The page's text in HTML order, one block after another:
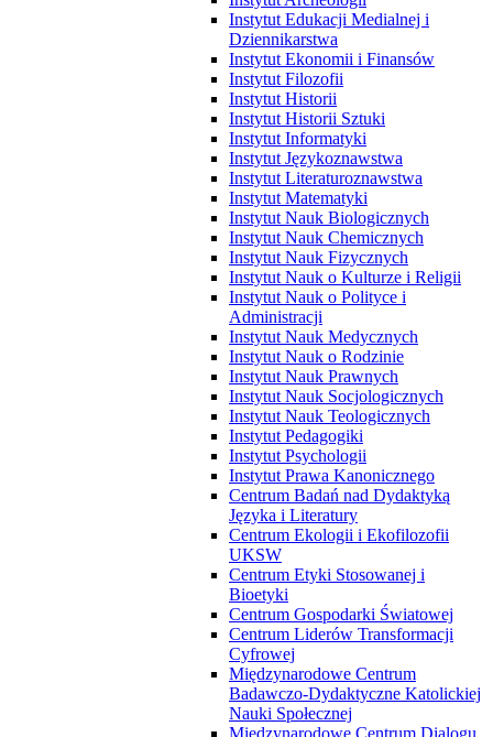
Instytut Edukacji Medialnej i
Dziennikarstwa
Instytut Ekonomii i Finansów
Instytut Filozofii
Instytut Historii
Instytut Historii Sztuki
Instytut Informatyki
Instytut Językoznawstwa
Instytut Literaturoznawstwa
Instytut Matematyki
Instytut Nauk Biologicznych
Instytut Nauk Chemicznych
Instytut Nauk Fizycznych
Instytut Nauk o Kulturze i Religii
Instytut Nauk o Polityce i
Administracji
Instytut Nauk Medycznych
Instytut Nauk o Rodzinie
Instytut Nauk Prawnych
Instytut Nauk Socjologicznych
Instytut Nauk Teologicznych
Instytut Pedagogiki
Instytut Psychologii
Instytut Prawa Kanonicznego
Centrum Badań nad Dydaktyką
Języka i Literatury
Centrum Ekologii i Ekofilozofii
UKSW
Centrum Etyki Stosowanej i
Bioetyki
Centrum Gospodarki Światowej
Centrum Liderów Transformacji
Cyfrowej
Międzynarodowe Centrum
Badawczo-Dydaktyczne Katolickiej
Nauki Społecznej